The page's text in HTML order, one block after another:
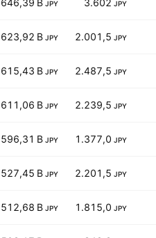
646,39 B JPY 3.602 JPY
623,92 B JPY 2.001,5 JPY
615,43 B JPY 2.487,5 JPY
611,06 B JPY 2.239,5 JPY
596,31 B JPY 1.377,0 JPY
527,45 B JPY 2.201,5 JPY
512,68 B JPY 1.815,0 JPY